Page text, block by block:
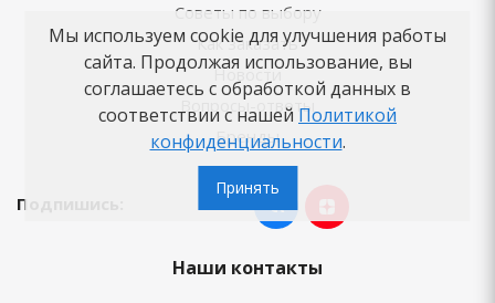
Советы по выбору
Как заказать
Новости
Вопросы-ответы
Бренды
Подпишись:
Наши контакты
Мы используем cookie для улучшения работы
сайта. Продолжая использование, вы
соглашаетесь с обработкой данных в
соответствии с нашей Политикой
конфиденциальности.
Принять